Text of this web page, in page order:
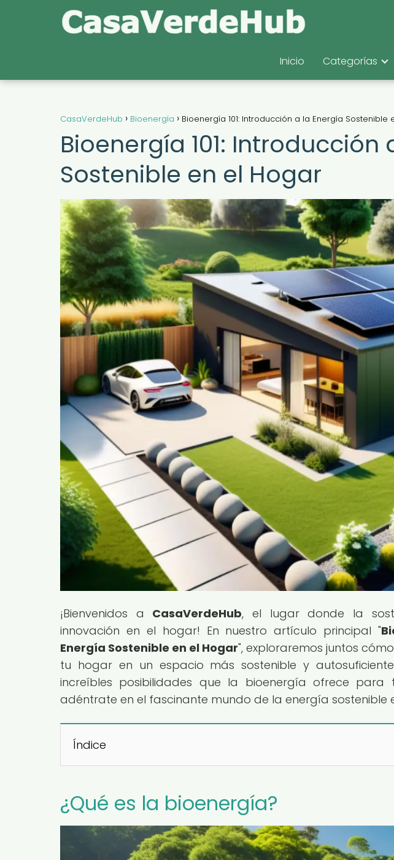
Inicio Categorías
CasaVerdeHub Bioenergía Bioenergía 101: Introducción a la Energía Sostenible
Bioenergía 101: Introducción
Sostenible en el Hogar
¡Bienvenidos a CasaVerdeHub, el lugar donde la
innovación en el hogar! En nuestro artículo principal "
Energía Sostenible en el Hogar", exploraremos juntos
tu hogar en un espacio más sostenible y
increíbles posibilidades que la bioenergía ofrece para
adéntrate en el fascinante mundo de la energía sostenible
Índice
¿Qué es la bioenergía?